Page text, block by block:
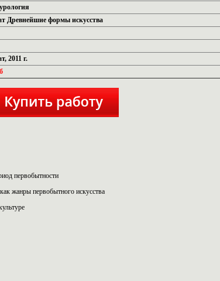
Древнейшие формы искусства
2011 г.
первобытности
жанры первобытного искусства